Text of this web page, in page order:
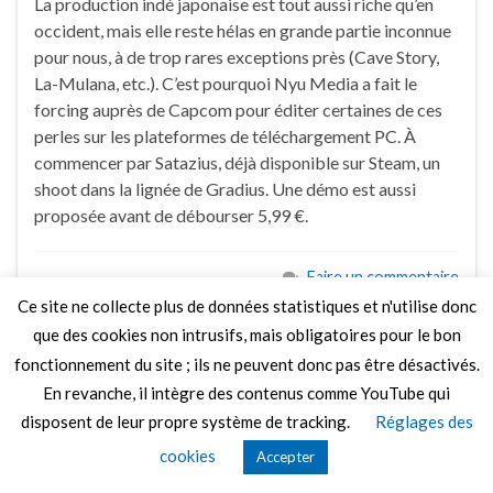
occident, mais elle reste hélas en grande partie inconnue
pour nous, à de trop rares exceptions près (Cave Story,
La-Mulana, etc.). C’est pourquoi Nyu Media a fait le
forcing auprès de Capcom pour éditer certaines de ces
perles sur les plateformes de téléchargement PC. À
commencer par Satazius, déjà disponible sur Steam, un
shoot dans la lignée de Gradius. Une démo est aussi
proposée avant de débourser 5,99 €.
Faire un commentaire
© 2026 Le Mag de MO5.COM.
Construit avec
parThèmes Graphene.
Ce site ne collecte plus de données statistiques et n'utilise donc
que des cookies non intrusifs, mais obligatoires pour le bon
fonctionnement du site ; ils ne peuvent donc pas être désactivés.
En revanche, il intègre des contenus comme YouTube qui
disposent de leur propre système de tracking.
Réglages des
cookies
Accepter